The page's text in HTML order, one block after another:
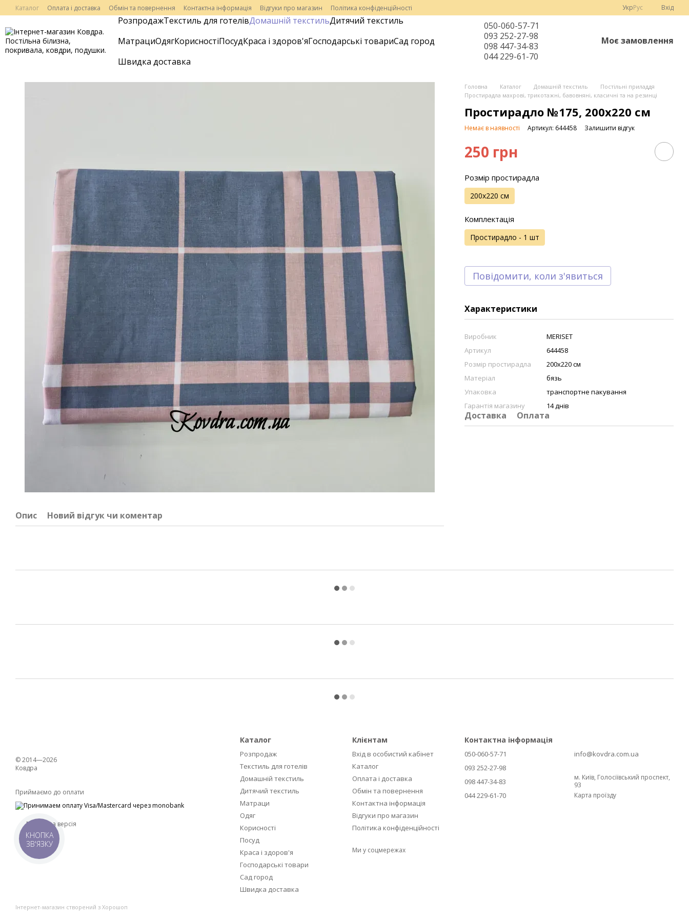
Перейти до основного контенту
Каталог Оплата і доставка Обмін та повернення Контактна інформація Відгуки про магазин Політика конфіденційності УкрРус Вхід
РозпродажТекстиль для готелівДомашній текстильДитячий текстиль
МатрациОдягКорисностіПосудКраса і здоров'яГосподарські товариСад город
Швидка доставка
050-060-57-71
093 252-27-98
098 447-34-83
044 229-61-70
Моє замовлення
Опис Новий відгук чи коментар
Головна Каталог Домашній текстиль
Постільні приладдя
Простирадла махрові, трикотажні, бавовняні, класичні та на резинці
Простирадло №175, 200х220 см
Немає в наявності Артикул: 644458 Залишити відгук
250 грн
Розмір простирадла
200х220 см
Комплектація
Простирадло - 1 шт
Повідомити, коли з'явиться
Характеристики
Виробник
MERISET
Артикул
644458
Розмір простирадла
200х220 см
Матеріал
бязь
Упаковка
транспортне пакування
Гарантія магазину
14 днів
Доставка Оплата
© 2014—2026
Ковдра
Приймаємо до оплати
Мобільна версія
Інтернет-магазин створений з Хорошоп
Каталог
Розпродаж
Текстиль для готелів
Домашній текстиль
Дитячий текстиль
Матраци
Одяг
Корисності
Посуд
Краса і здоров'я
Господарські товари
Сад город
Швидка доставка
Клієнтам
Вхід в особистий кабінет
Каталог
Оплата і доставка
Обмін та повернення
Контактна інформація
Відгуки про магазин
Політика конфіденційності
Ми у соцмережах
Контактна інформація
050-060-57-71
093 252-27-98
098 447-34-83
044 229-61-70
info@kovdra.com.ua
м. Київ, Голосіївський проспект,
93
Карта проїзду
КНОПКА
ЗВ'ЯЗКУ